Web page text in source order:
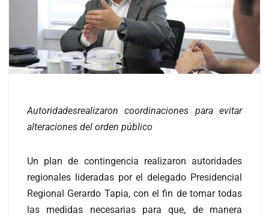
Autoridadesrealizaron coordinaciones para evitar
alteraciones del orden público
Un plan de contingencia realizaron autoridades
regionales lideradas por el delegado Presidencial
Regional Gerardo Tapia, con el fin de tomar todas
las medidas necesarias para que, de manera